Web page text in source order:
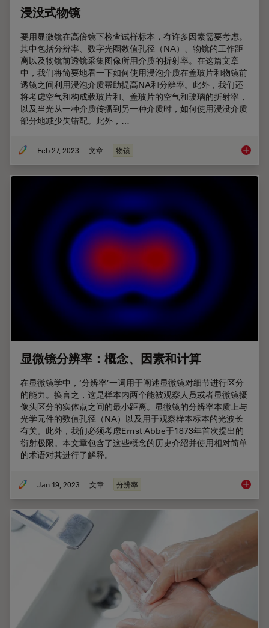
浸没式物镜
要用显微镜在高倍镜下检查试样标本，有许多因素需要考虑。
其中包括分辨率、数字光圈数值孔径（NA）、物镜的工作距
离以及物镜前透镜采集图像所用介质的折射率。在这篇文章
中，我们将简要地看一下如何使用浸泡介质在盖玻片和物镜前
透镜之间利用浸泡介质帮助提高NA和分辨率。此外，我们还
将考虑空气和构成载玻片和、盖玻片的空气和玻璃的折射率，
以及当光从一种介质传播到另一种介质时，如何使用浸没介质
部分地减少失错配。此外，…
Feb 27, 2023 文章 物镜 浸没式
显微镜分辨率：概念、因素和计算
在显微镜学中，‘分辨率’一词用于阐述显微镜对细节进行区分
的能力。换言之，这是样本内两个能被观察人员或者显微镜摄
像头区分的实体点之间的最小距离。显微镜的分辨率本质上与
光学元件的数值孔径（NA）以及用于观察样本标本的光波长
有关。此外，我们必须考虑Ernst Abbe于1873年首次提出的
衍射极限。本文章包含了这些概念的历史介绍并使用相对简单
的术语对其进行了解释。
Jan 19, 2023 文章 分辨率 显微镜